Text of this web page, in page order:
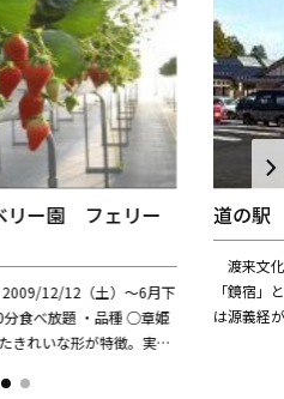
リー園 フェリー
12/12（土）〜6月下
食べ放題 ・品種 ○章姫
きれいな形が特徴。実が
道の駅
渡来文
「鏡宿」
は源義経